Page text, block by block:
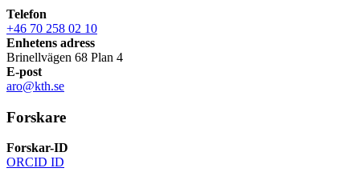
Telefon
+46 70 258 02 10
Enhetens adress
Brinellvägen 68 Plan 4
E-post
aro@kth.se
Forskare
Forskar-ID
ORCID ID